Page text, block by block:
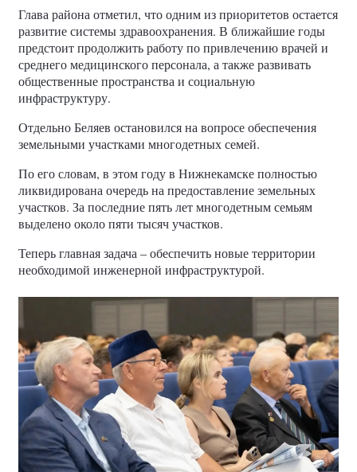
Глава района отметил, что одним из приоритетов остается
развитие системы здравоохранения. В ближайшие годы
предстоит продолжить работу по привлечению врачей и
среднего медицинского персонала, а также развивать
общественные пространства и социальную
инфраструктуру.
Отдельно Беляев остановился на вопросе обеспечения
земельными участками многодетных семей.
По его словам, в этом году в Нижнекамске полностью
ликвидирована очередь на предоставление земельных
участков. За последние пять лет многодетным семьям
выделено около пяти тысяч участков.
Теперь главная задача – обеспечить новые территории
необходимой инженерной инфраструктурой.